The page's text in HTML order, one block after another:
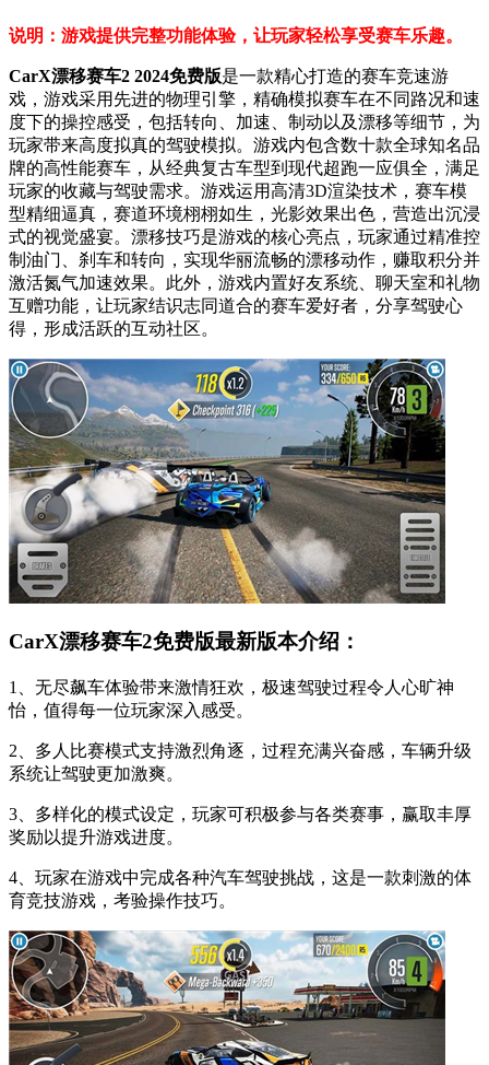
说明：游戏提供完整功能体验，让玩家轻松享受赛车乐趣。
CarX漂移赛车2 2024免费版是一款精心打造的赛车竞速游
戏，游戏采用先进的物理引擎，精确模拟赛车在不同路况和速
度下的操控感受，包括转向、加速、制动以及漂移等细节，为
玩家带来高度拟真的驾驶模拟。游戏内包含数十款全球知名品
牌的高性能赛车，从经典复古车型到现代超跑一应俱全，满足
玩家的收藏与驾驶需求。游戏运用高清3D渲染技术，赛车模
型精细逼真，赛道环境栩栩如生，光影效果出色，营造出沉浸
式的视觉盛宴。漂移技巧是游戏的核心亮点，玩家通过精准控
制油门、刹车和转向，实现华丽流畅的漂移动作，赚取积分并
激活氮气加速效果。此外，游戏内置好友系统、聊天室和礼物
互赠功能，让玩家结识志同道合的赛车爱好者，分享驾驶心
得，形成活跃的互动社区。
CarX漂移赛车2免费版最新版本介绍：
1、无尽飙车体验带来激情狂欢，极速驾驶过程令人心旷神
怡，值得每一位玩家深入感受。
2、多人比赛模式支持激烈角逐，过程充满兴奋感，车辆升级
系统让驾驶更加激爽。
3、多样化的模式设定，玩家可积极参与各类赛事，赢取丰厚
奖励以提升游戏进度。
4、玩家在游戏中完成各种汽车驾驶挑战，这是一款刺激的体
育竞技游戏，考验操作技巧。